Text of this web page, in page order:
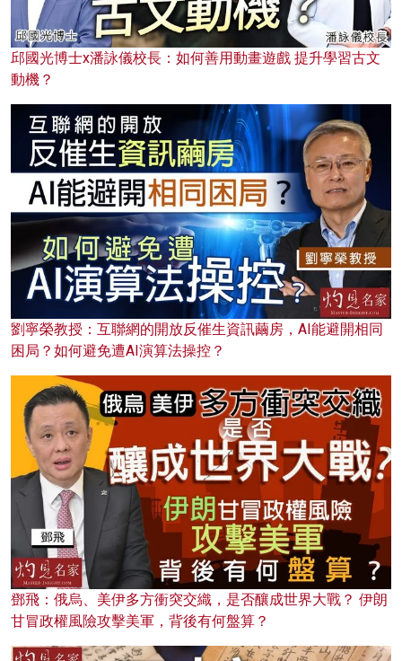
邱國光博士x潘詠儀校長：如何善用動畫遊戲 提升學習古文
動機？
劉寧榮教授：互聯網的開放反催生資訊繭房，AI能避開相同
困局？如何避免遭AI演算法操控？
鄧飛：俄烏、美伊多方衝突交織，是否釀成世界大戰？ 伊朗
甘冒政權風險攻擊美軍，背後有何盤算？